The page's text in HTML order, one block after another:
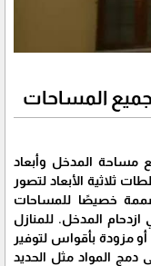
المساحات
المدخل وأبعاد
ثلاثية الأبعاد لتصور
خصيصًا للمساحات
المدخل. للمنازل
مزودة بأقواس لتوفير
دمج المواد مثل الحديد